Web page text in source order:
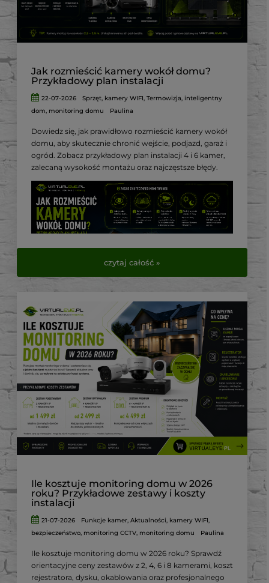
Jak rozmieścić kamery wokół domu?
Przykładowy plan instalacji
22-07-2026 Sprzęt, kamery WIFI,Termowizja, inteligentny
dom, monitoring domu Paulina
Dowiedz się, jak prawidłowo rozmieścić kamery wokół
domu, aby skutecznie chronić wejście, podjazd, garaż i
ogród. Zobacz przykładowy plan instalacji 4 i 6 kamer,
zalecaną wysokość montażu oraz najczęstsze błędy.
czytaj całość »
Ile kosztuje monitoring domu w 2026
roku? Przykładowe zestawy i koszty
instalacji
21-07-2026 Funkcje kamer,Aktualności, kamery WIFI,
bezpieczeństwo, monitoring CCTV, monitoring domu Paulina
Ile kosztuje monitoring domu w 2026 roku? Sprawdź
orientacyjne ceny zestawów z 2, 4, 6 i 8 kamerami, koszt
rejestratora, dysku, okablowania oraz profesjonalnego